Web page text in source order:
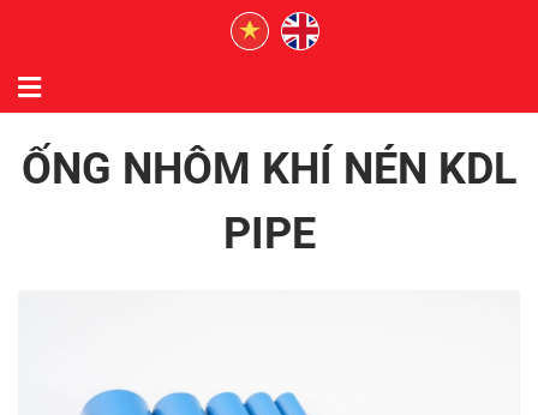
ỐNG NHÔM KHÍ NÉN KDL
PIPE